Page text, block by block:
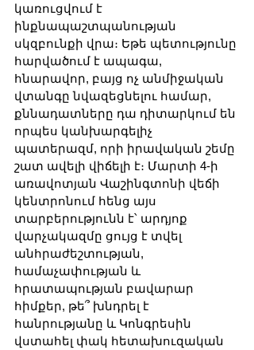
կառուցվում է
ինքնապաշտպանության
սկզբունքի վրա։ Եթե պետությունը
հարվածում է ապագա,
հնարավոր, բայց ոչ անմիջական
վտանգը նվազեցնելու համար,
քննադատները դա դիտարկում են
որպես կանխարգելիչ
պատերազմ, որի իրավական շեմը
շատ ավելի վիճելի է։ Մարտի 4-ի
առավոտյան Վաշինգտոնի վեճի
կենտրոնում հենց այս
տարբերությունն է՝ արդյոք
վարչակազմը ցույց է տվել
անհրաժեշտության,
համաչափության և
հրատապության բավարար
հիմքեր, թե՞ խնդրել է
հանրությանը և Կոնգրեսին
վստահել փակ հետախուզական